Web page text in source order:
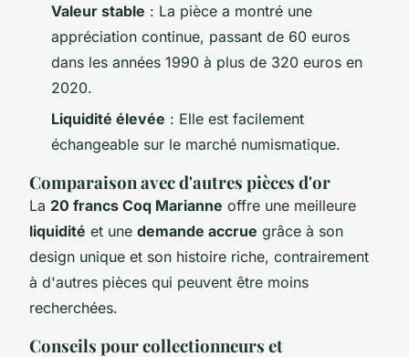
Valeur stable : La pièce a montré une
appréciation continue, passant de 60 euros
dans les années 1990 à plus de 320 euros en
2020.
Liquidité élevée : Elle est facilement
échangeable sur le marché numismatique.
Comparaison avec d'autres pièces d'or
La 20 francs Coq Marianne offre une meilleure
liquidité et une demande accrue grâce à son
design unique et son histoire riche, contrairement
à d'autres pièces qui peuvent être moins
recherchées.
Conseils pour collectionneurs et